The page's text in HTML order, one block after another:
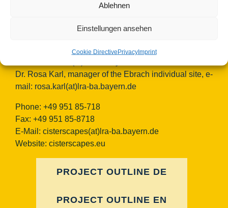
Ablehnen
Einstellungen ansehen
Cookie DirectivePrivacyImprint
for the European Heritage Label, e-mail:
Dr. Rosa Karl, manager of the Ebrach individual site, e-
mail: rosa.karl(at)lra-ba.bayern.de
Phone: +49 951 85-718
Fax: +49 951 85-8718
E-Mail: cisterscapes(at)lra-ba.bayern.de
Website: cisterscapes.eu
PROJECT OUTLINE DE
PROJECT OUTLINE EN